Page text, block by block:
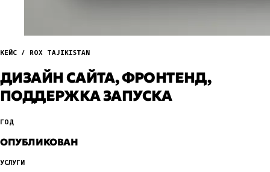
КЕЙС / ROX TAJIKISTAN
ДИЗАЙН САЙТА, ФРОНТЕНД,
ПОДДЕРЖКА ЗАПУСКА
ГОД
ОПУБЛИКОВАН
УСЛУГИ